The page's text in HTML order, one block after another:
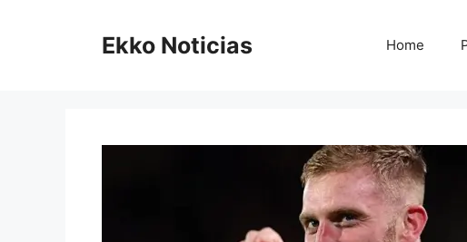
Ekko Noticias Home